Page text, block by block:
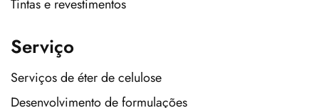
Tintas e revestimentos
Serviço
Serviços de éter de celulose
Desenvolvimento de formulações